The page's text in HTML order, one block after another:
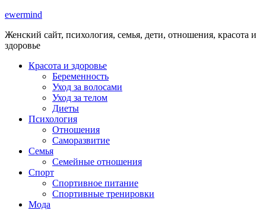
ewermind
Женский сайт, психология, семья, дети, отношения, красота и
здоровье
Красота и здоровье
Беременность
Уход за волосами
Уход за телом
Диеты
Психология
Отношения
Саморазвитие
Семья
Семейные отношения
Спорт
Спортивное питание
Спортивные тренировки
Мода